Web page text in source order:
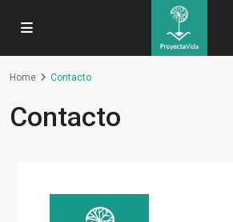
Home Contacto
Contacto